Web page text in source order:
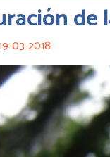
de
03-2018